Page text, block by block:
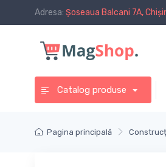
Adresa: Șoseaua Balcani 7A,
Catalog produse
Pagina principală